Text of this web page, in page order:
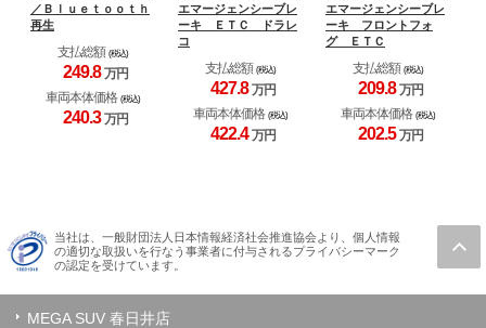
／Ｂｌｕｅｔｏｏｔｈ
再生
支払総額 (税込)
249.8 万円
車両本体価格 (税込)
240.3 万円
エマージェンシーブレ
ーキ ＥＴＣ ドラレ
コ
支払総額 (税込)
427.8 万円
車両本体価格 (税込)
422.4 万円
エマージェンシーブレ
ーキ フロントフォ
グ ＥＴＣ
支払総額 (税込)
209.8 万円
車両本体価格 (税込)
202.5 万円
当社は、一般財団法人日本情報経済社会推進協会より、個人情報
の適切な取扱いを行なう事業者に付与されるプライバシーマーク
の認定を受けています。
MEGA SUV 春日井店